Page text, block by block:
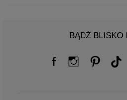
BĄDŹ BLISKO